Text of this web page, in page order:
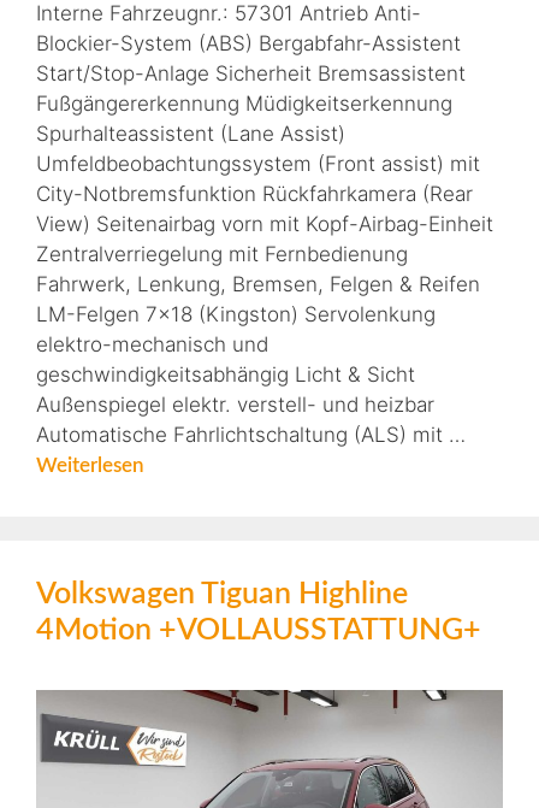
Interne Fahrzeugnr.: 57301 Antrieb Anti-
Blockier-System (ABS) Bergabfahr-Assistent
Start/Stop-Anlage Sicherheit Bremsassistent
Fußgängererkennung Müdigkeitserkennung
Spurhalteassistent (Lane Assist)
Umfeldbeobachtungssystem (Front assist) mit
City-Notbremsfunktion Rückfahrkamera (Rear
View) Seitenairbag vorn mit Kopf-Airbag-Einheit
Zentralverriegelung mit Fernbedienung
Fahrwerk, Lenkung, Bremsen, Felgen & Reifen
LM-Felgen 7×18 (Kingston) Servolenkung
elektro-mechanisch und
geschwindigkeitsabhängig Licht & Sicht
Außenspiegel elektr. verstell- und heizbar
Automatische Fahrlichtschaltung (ALS) mit …
Weiterlesen
Volkswagen Tiguan Highline
4Motion +VOLLAUSSTATTUNG+